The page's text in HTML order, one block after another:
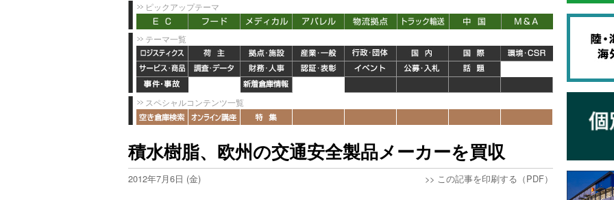
ピックアップテーマ
テーマ一覧
スペシャルコンテンツ一覧
積水樹脂、欧州の交通安全製品メーカーを買収
2012年7月6日 (金) >> この記事を印刷する（PDF）